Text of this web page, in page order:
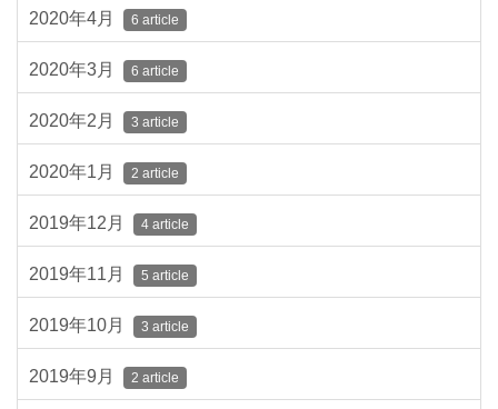
2020年4月 6 article
2020年3月 6 article
2020年2月 3 article
2020年1月 2 article
2019年12月 4 article
2019年11月 5 article
2019年10月 3 article
2019年9月 2 article